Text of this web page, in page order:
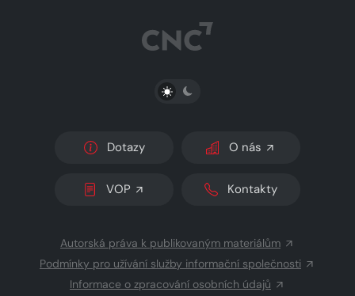
PŘEPNOUT SVĚTLÝ/TMAVÝ REŽIM
Dotazy O nás
VOP Kontakty
Autorská práva k publikovaným materiálům
Podmínky pro užívání služby informační společnosti
Informace o zpracování osobních údajů